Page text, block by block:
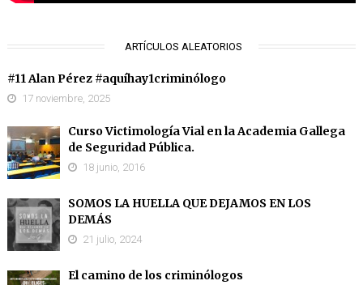
ARTÍCULOS ALEATORIOS
#11 Alan Pérez #aquíhay1criminólogo
17 noviembre, 2025
Curso Victimología Vial en la Academia Gallega
de Seguridad Pública.
18 junio, 2016
SOMOS LA HUELLA QUE DEJAMOS EN LOS
DEMÁS
21 julio, 2024
El camino de los criminólogos